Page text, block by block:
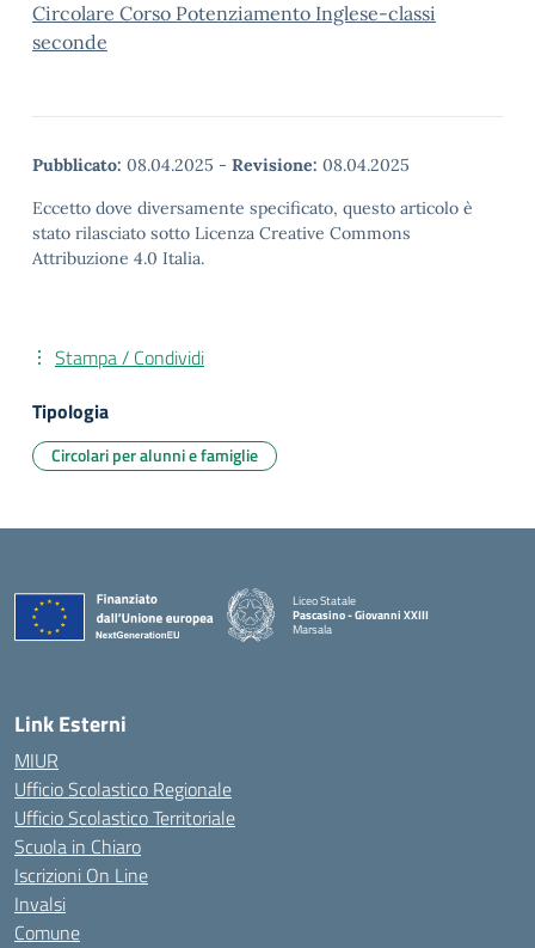
Circolare Corso Potenziamento Inglese-classi
seconde
Pubblicato: 08.04.2025 - Revisione: 08.04.2025
Eccetto dove diversamente specificato, questo articolo è
stato rilasciato sotto Licenza Creative Commons
Attribuzione 4.0 Italia.
Stampa / Condividi
Tipologia
Circolari per alunni e famiglie
Liceo Statale
Pascasino - Giovanni XXIII
Marsala
Link Esterni
MIUR
Ufficio Scolastico Regionale
Ufficio Scolastico Territoriale
Scuola in Chiaro
Iscrizioni On Line
Invalsi
Comune